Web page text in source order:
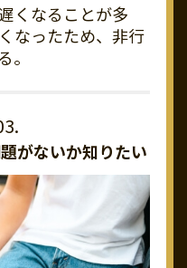
くなることが多
なったため、非行
。
がないか知りたい